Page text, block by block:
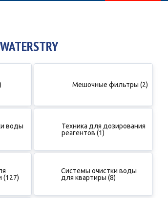
Мешочные фильтры (2)
воды
Техника для дозирования
реагентов (1)
(127)
Системы очистки воды
для квартиры (8)